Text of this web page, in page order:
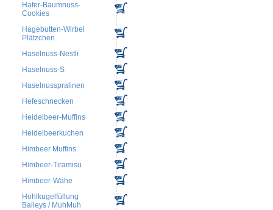
Hafer-Baumnuss-
Cookies
Hagebutten-Wirbel
Plätzchen
Haselnuss-Nestli
Haselnuss-S
Haselnusspralinen
Hefeschnecken
Heidelbeer-Muffins
Heidelbeerkuchen
Himbeer Muffins
Himbeer-Tiramisu
Himbeer-Wähe
Hohlkugelfüllung
Baileys / MuhMuh